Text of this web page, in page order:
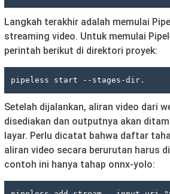
Langkah terakhir adalah memulai
streaming video. Untuk memulai
perintah berikut di direktori proyek:
pipeless start --stages-dir.
Setelah dijalankan, aliran video dari
disediakan dan outputnya akan
layar. Perlu dicatat bahwa daftar
aliran video secara berurutan harus
contoh ini hanya tahap onnx-yolo: